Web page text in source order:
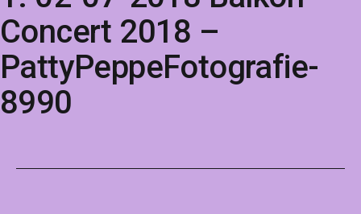
Concert 2018 –
PattyPeppeFotografie-
8990